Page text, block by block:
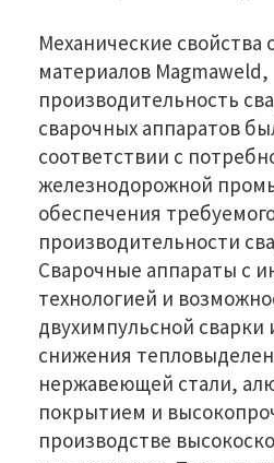
Механические свойства
материалов Magmaweld,
производительность
сварочных аппаратов
соответствии с
железнодорожной
обеспечения
производительности
Сварочные аппараты с
технологией и
двухимпульсной сварки
снижения
нержавеющей стали,
покрытием и
производстве